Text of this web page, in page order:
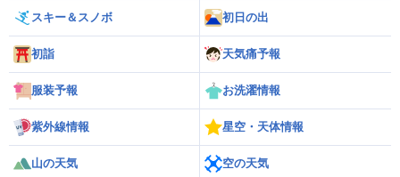
スキー＆スノボ 初日の出
初詣 天気痛予報
服装予報 お洗濯情報
紫外線情報 星空・天体情報
山の天気 空の天気